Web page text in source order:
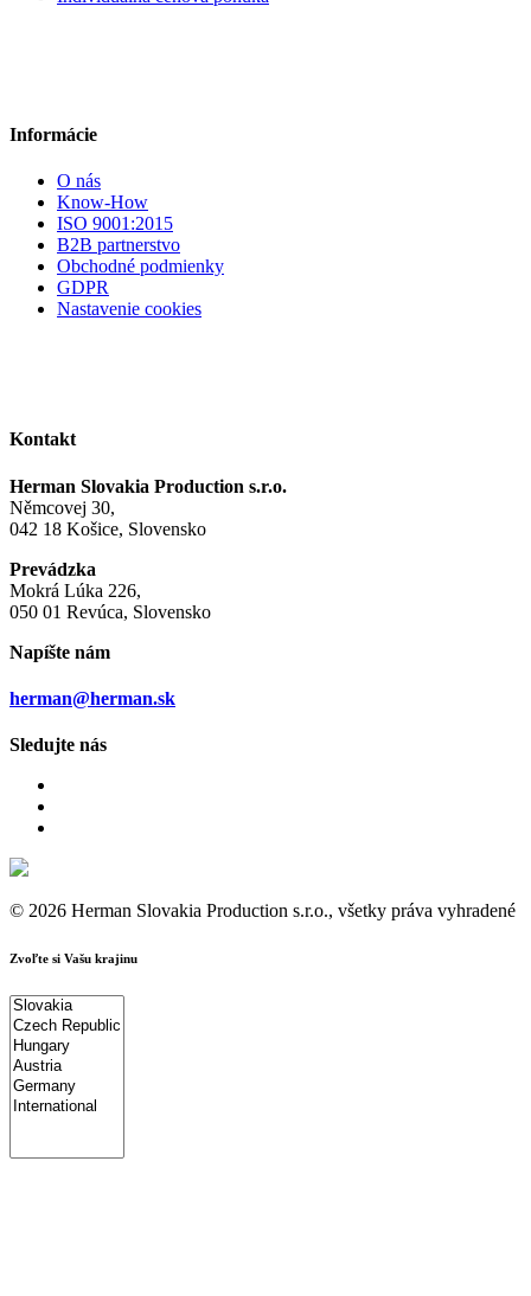
Informácie
O nás
Know-How
ISO 9001:2015
B2B partnerstvo
Obchodné podmienky
GDPR
Nastavenie cookies
Kontakt
Herman Slovakia Production s.r.o.
Němcovej 30,
042 18 Košice, Slovensko
Prevádzka
Mokrá Lúka 226,
050 01 Revúca, Slovensko
Napíšte nám
herman@herman.sk
Sledujte nás
© 2026 Herman Slovakia Production s.r.o., všetky práva vyhradené
Zvoľte si Vašu krajinu